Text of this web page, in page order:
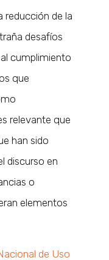
reducción de la
desafíos
cumplimiento
que
relevante que
han sido
discurso en
o
elementos
de Uso